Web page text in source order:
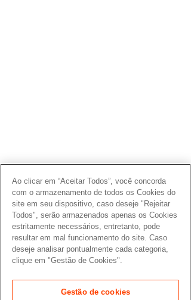
Ao clicar em “Aceitar Todos”, você concorda
com o armazenamento de todos os Cookies do
site em seu dispositivo, caso deseje "Rejeitar
Todos", serão armazenados apenas os Cookies
estritamente necessários, entretanto, pode
resultar em mal funcionamento do site. Caso
deseje analisar pontualmente cada categoria,
clique em "Gestão de Cookies".
Gestão de cookies